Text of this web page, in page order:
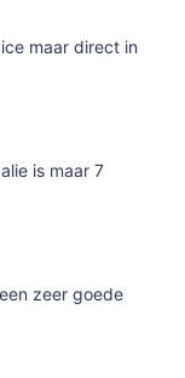
maar direct in
is maar 7
zeer goede